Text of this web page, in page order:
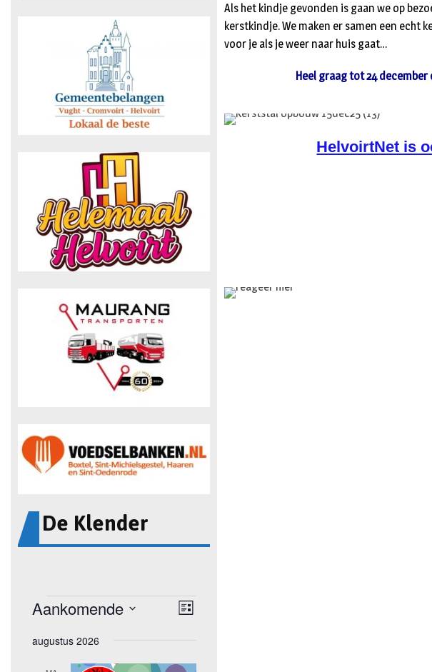
De Klender
Als het kindje gevonden is gaan we op
kerstkindje. We maken er samen een echt
voor je als je weer naar huis gaat…
Heel graag tot 24
HelvoirtNet is